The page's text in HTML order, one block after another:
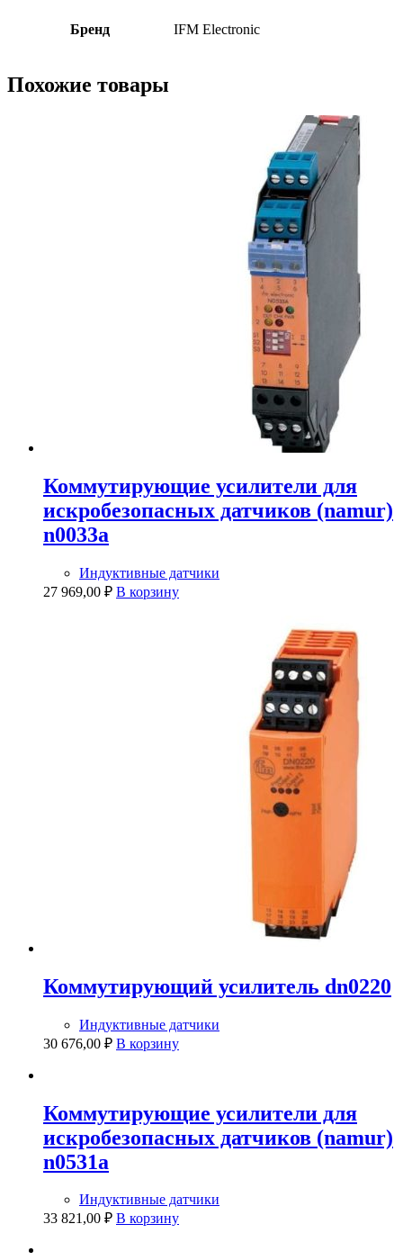
Бренд IFM Electronic
Похожие товары
Коммутирующие усилители для
искробезопасных датчиков (namur)
n0033a
Индуктивные датчики
27 969,00 ₽ В корзину
Коммутирующий усилитель dn0220
Индуктивные датчики
30 676,00 ₽ В корзину
Коммутирующие усилители для
искробезопасных датчиков (namur)
n0531a
Индуктивные датчики
33 821,00 ₽ В корзину